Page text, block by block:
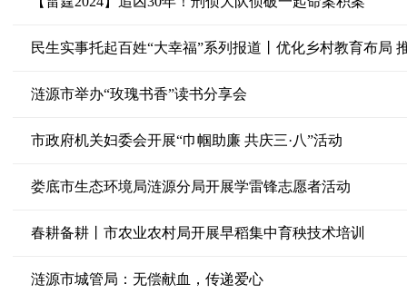
民生实事托起百姓“大幸福”系列报道丨优化乡村教育布局
涟源市举办“玫瑰书香”读书分享会
市政府机关妇委会开展“巾帼助廉 共庆三·八”活动
娄底市生态环境局涟源分局开展学雷锋志愿者活动
春耕备耕丨市农业农村局开展早稻集中育秧技术培训
涟源市城管局：无偿献血，传递爱心